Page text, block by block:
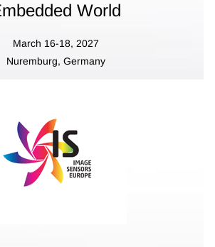
World
March 16-18, 2027
Nuremburg, Germany